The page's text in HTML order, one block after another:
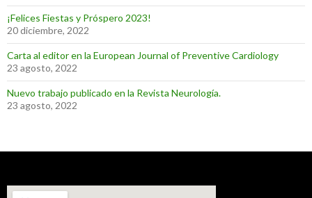
¡Felices Fiestas y Próspero 2023!
20 diciembre, 2022
Carta al editor en la European Journal of Preventive Cardiology
23 agosto, 2022
Nuevo trabajo publicado en la Revista Neurología.
23 agosto, 2022